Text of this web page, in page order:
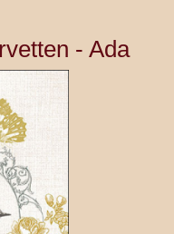
- Ada